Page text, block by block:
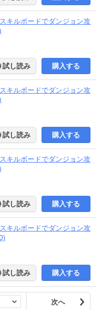
キルボードでダンジョン攻
試し読み 購入する
キルボードでダンジョン攻
試し読み 購入する
キルボードでダンジョン攻
試し読み 購入する
キルボードでダンジョン攻
試し読み 購入する
次へ